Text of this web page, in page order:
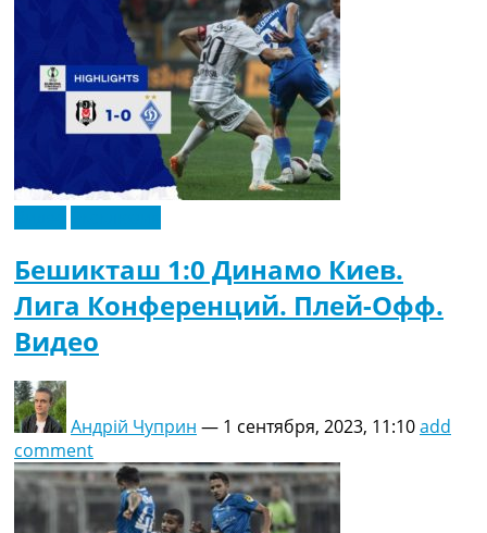
Бешикташ 1:0 Динамо Киев.
Лига Конференций. Плей-Офф.
Видео
Андрій Чуприн — 1 сентября, 2023, 11:10add
comment